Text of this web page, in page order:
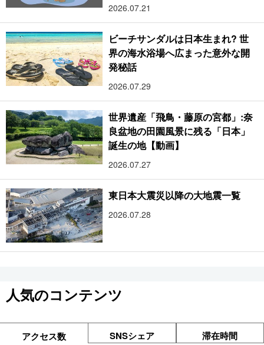
2026.07.21
ビーチサンダルは日本生まれ? 世
界の海水浴場へ広まった意外な開
発秘話
2026.07.29
世界遺産「飛鳥・藤原の宮都」:奈
良盆地の田園風景に残る「日本」
誕生の地【動画】
2026.07.27
東日本大震災以降の大地震一覧
2026.07.28
人気のコンテンツ
アクセス数 SNSシェア 滞在時間